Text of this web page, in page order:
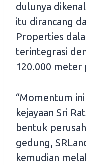
dulunya
itu dirancang
Properties
terintegrasi
120.000 meter
“Momentum
kejayaan Sri
bentuk
gedung,
kemudian